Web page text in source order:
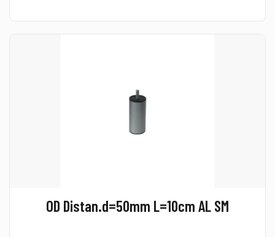
OD Distan.d=50mm L=10cm AL SM